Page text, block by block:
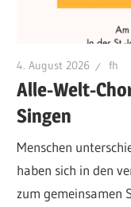
4. August 2026 fh
Alle-Welt-
Singen
Menschen
haben sich in den
zum gemeinsamen